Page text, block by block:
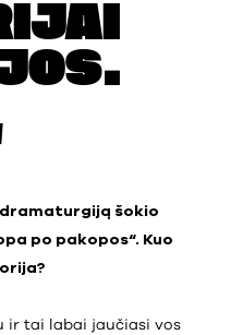
šokio
po pakopos“. Kuo
ir tai labai jaučiasi vos